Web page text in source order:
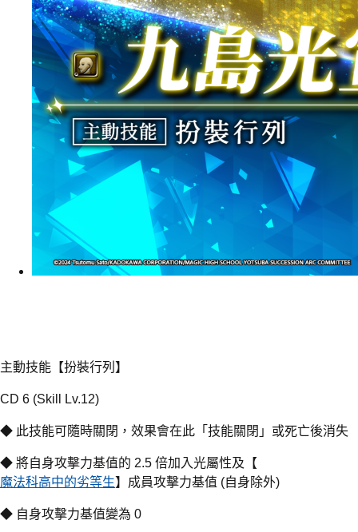
主動技能【扮裝行列】
CD 6 (Skill Lv.12)
◆ 此技能可隨時關閉，效果會在此「技能關閉」或死亡後消失
◆ 將自身攻擊力基值的 2.5 倍加入光屬性及【
魔法科高中的劣等生】成員攻擊力基值 (自身除外)
◆ 自身攻擊力基值變為 0